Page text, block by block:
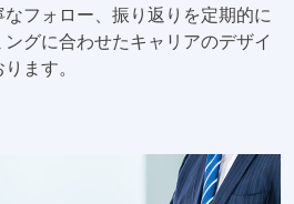
フォロー、振り返りを定期的に
グに合わせたキャリアのデザイ
ます。